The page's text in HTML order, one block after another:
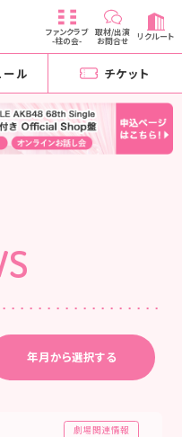
ファンクラブ
-柱の会-
取材/出演
お問合せ リクルート
ール チケット
年月から選択する
劇場関連情報